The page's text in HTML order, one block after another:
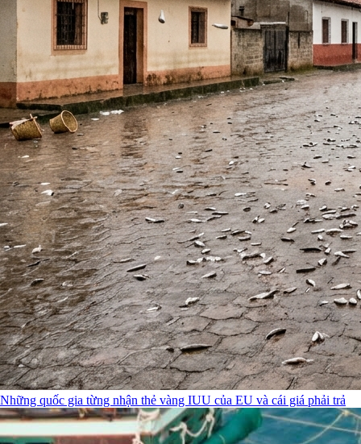
Những quốc gia từng nhận thẻ vàng IUU của EU và cái giá phải trả